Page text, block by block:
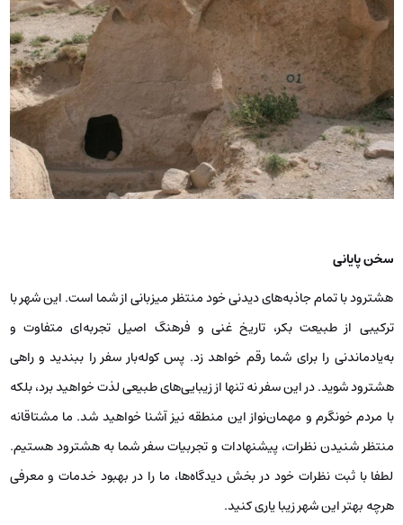
سخن پایانی
هشترود با تمام جاذبه‌های دیدنی خود منتظر میزبانی از شما است. این شهر با
ترکیبی از طبیعت بکر، تاریخ غنی و فرهنگ اصیل تجربه‌ای متفاوت و
به‌یادماندنی را برای شما رقم خواهد زد. پس کوله‌بار سفر را ببندید و راهی
هشترود شوید. در این سفر نه تنها از زیبایی‌های طبیعی لذت خواهید برد، بلکه
با مردم خونگرم و مهمان‌نواز این منطقه نیز آشنا خواهید شد. ما مشتاقانه
منتظر شنیدن نظرات، پیشنهادات و تجربیات سفر شما به هشترود هستیم.
لطفا با ثبت نظرات خود در بخش دیدگاه‌ها، ما را در بهبود خدمات و معرفی
هرچه بهتر این شهر زیبا یاری کنید.